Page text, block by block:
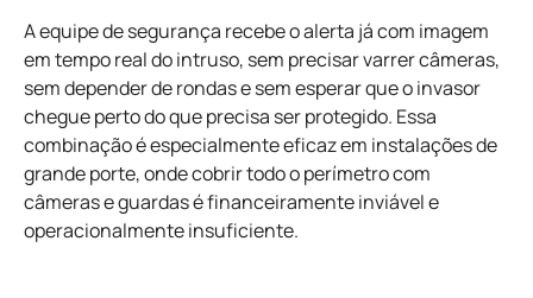
A equipe de segurança recebe o alerta já com imagem
em tempo real do intruso, sem precisar varrer câmeras,
sem depender de rondas e sem esperar que o invasor
chegue perto do que precisa ser protegido. Essa
combinação é especialmente eficaz em instalações de
grande porte, onde cobrir todo o perímetro com
câmeras e guardas é financeiramente inviável e
operacionalmente insuficiente.